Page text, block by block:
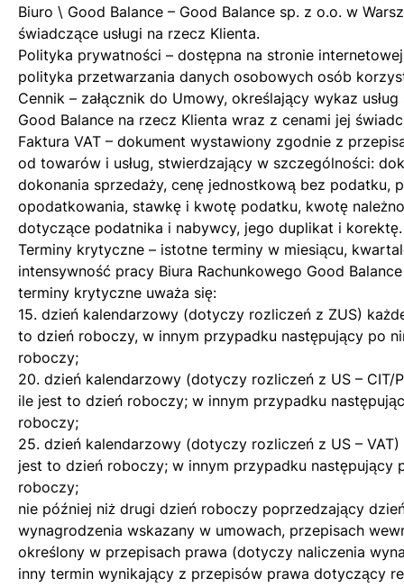
Biuro \ Good Balance – Good Balance sp. z o.o. w
świadczące usługi na rzecz Klienta.
Polityka prywatności – dostępna na stronie
polityka przetwarzania danych osobowych osób
Cennik – załącznik do Umowy, określający wykaz
Good Balance na rzecz Klienta wraz z cenami jej
Faktura VAT – dokument wystawiony zgodnie z
od towarów i usług, stwierdzający w szczególności:
dokonania sprzedaży, cenę jednostkową bez podatku,
opodatkowania, stawkę i kwotę podatku, kwotę
dotyczące podatnika i nabywcy, jego duplikat i korektę.
Terminy krytyczne – istotne terminy w miesiącu,
intensywność pracy Biura Rachunkowego Good
terminy krytyczne uważa się:
15. dzień kalendarzowy (dotyczy rozliczeń z ZUS)
to dzień roboczy, w innym przypadku następujący po
roboczy;
20. dzień kalendarzowy (dotyczy rozliczeń z US – CIT/
ile jest to dzień roboczy; w innym przypadku
roboczy;
25. dzień kalendarzowy (dotyczy rozliczeń z US –
jest to dzień roboczy; w innym przypadku następujący
roboczy;
nie później niż drugi dzień roboczy poprzedzający
wynagrodzenia wskazany w umowach, przepisach
określony w przepisach prawa (dotyczy naliczenia
inny termin wynikający z przepisów prawa dotyczący